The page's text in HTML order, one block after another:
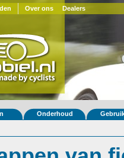
Over ons Dealers
Onderhoud